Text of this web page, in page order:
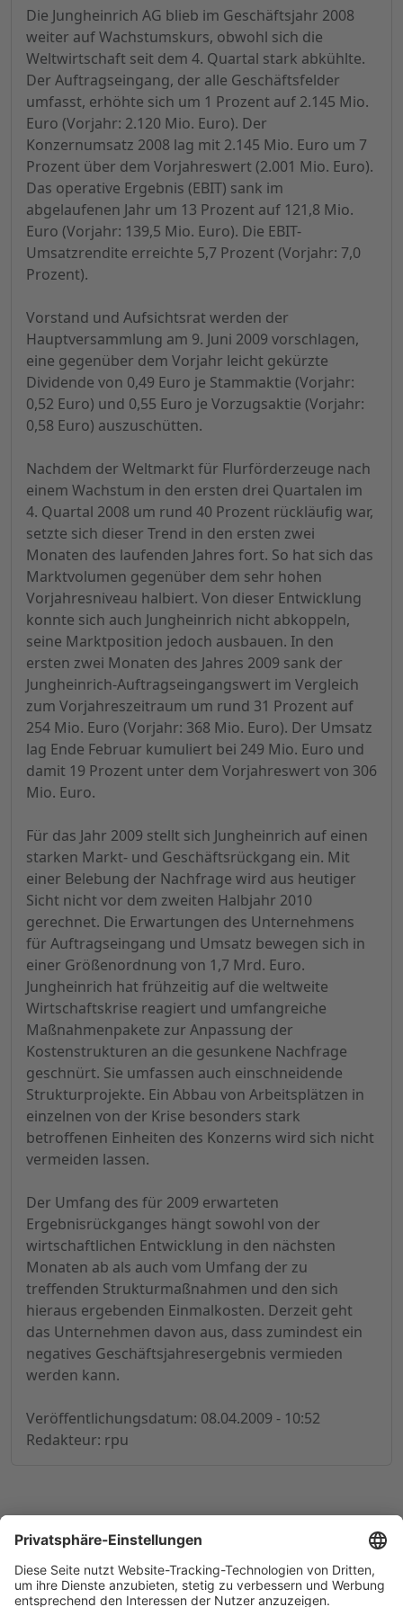
Die Jungheinrich AG blieb im Geschäftsjahr 2008
weiter auf Wachstumskurs, obwohl sich die
Weltwirtschaft seit dem 4. Quartal stark abkühlte.
Der Auftragseingang, der alle Geschäftsfelder
umfasst, erhöhte sich um 1 Prozent auf 2.145 Mio.
Euro (Vorjahr: 2.120 Mio. Euro). Der
Konzernumsatz 2008 lag mit 2.145 Mio. Euro um 7
Prozent über dem Vorjahreswert (2.001 Mio. Euro).
Das operative Ergebnis (EBIT) sank im
abgelaufenen Jahr um 13 Prozent auf 121,8 Mio.
Euro (Vorjahr: 139,5 Mio. Euro). Die EBIT-
Umsatzrendite erreichte 5,7 Prozent (Vorjahr: 7,0
Prozent).
Vorstand und Aufsichtsrat werden der
Hauptversammlung am 9. Juni 2009 vorschlagen,
eine gegenüber dem Vorjahr leicht gekürzte
Dividende von 0,49 Euro je Stammaktie (Vorjahr:
0,52 Euro) und 0,55 Euro je Vorzugsaktie (Vorjahr:
0,58 Euro) auszuschütten.
Nachdem der Weltmarkt für Flurförderzeuge nach
einem Wachstum in den ersten drei Quartalen im
4. Quartal 2008 um rund 40 Prozent rückläufig war,
setzte sich dieser Trend in den ersten zwei
Monaten des laufenden Jahres fort. So hat sich das
Marktvolumen gegenüber dem sehr hohen
Vorjahresniveau halbiert. Von dieser Entwicklung
konnte sich auch Jungheinrich nicht abkoppeln,
seine Marktposition jedoch ausbauen. In den
ersten zwei Monaten des Jahres 2009 sank der
Jungheinrich-Auftragseingangswert im Vergleich
zum Vorjahreszeitraum um rund 31 Prozent auf
254 Mio. Euro (Vorjahr: 368 Mio. Euro). Der Umsatz
lag Ende Februar kumuliert bei 249 Mio. Euro und
damit 19 Prozent unter dem Vorjahreswert von 306
Mio. Euro.
Für das Jahr 2009 stellt sich Jungheinrich auf einen
starken Markt- und Geschäftsrückgang ein. Mit
einer Belebung der Nachfrage wird aus heutiger
Sicht nicht vor dem zweiten Halbjahr 2010
gerechnet. Die Erwartungen des Unternehmens
für Auftragseingang und Umsatz bewegen sich in
einer Größenordnung von 1,7 Mrd. Euro.
Jungheinrich hat frühzeitig auf die weltweite
Wirtschaftskrise reagiert und umfangreiche
Maßnahmenpakete zur Anpassung der
Kostenstrukturen an die gesunkene Nachfrage
geschnürt. Sie umfassen auch einschneidende
Strukturprojekte. Ein Abbau von Arbeitsplätzen in
einzelnen von der Krise besonders stark
betroffenen Einheiten des Konzerns wird sich nicht
vermeiden lassen.
Der Umfang des für 2009 erwarteten
Ergebnisrückganges hängt sowohl von der
wirtschaftlichen Entwicklung in den nächsten
Monaten ab als auch vom Umfang der zu
treffenden Strukturmaßnahmen und den sich
hieraus ergebenden Einmalkosten. Derzeit geht
das Unternehmen davon aus, dass zumindest ein
negatives Geschäftsjahresergebnis vermieden
werden kann.
Veröffentlichungsdatum: 08.04.2009 - 10:52
Redakteur: rpu
© 1998-2026by GSC Research GmbH
Datenschutz